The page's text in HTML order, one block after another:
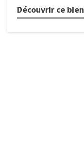
Découvrir ce bien